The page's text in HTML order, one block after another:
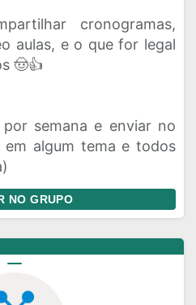
cronogramas,
aulas, e o que for legal
🤠👍
semana e enviar no
algum tema e todos
NO GRUPO